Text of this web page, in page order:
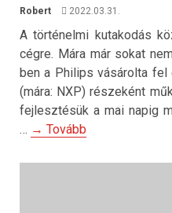
Robert 2022.03.31.
A történelmi kutakodás
cégre. Mára már sokat
ben a Philips vásárolta
(mára: NXP) részeként
fejlesztésük a mai napig
… → Tovább